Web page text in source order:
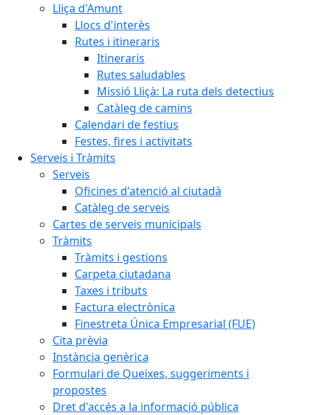
Lliça d'Amunt
Llocs d'interès
Rutes i itineraris
Itineraris
Rutes saludables
Missió Lliçà: La ruta dels detectius
Catàleg de camins
Calendari de festius
Festes, fires i activitats
Serveis i Tràmits
Serveis
Oficines d'atenció al ciutadà
Catàleg de serveis
Cartes de serveis municipals
Tràmits
Tràmits i gestions
Carpeta ciutadana
Taxes i tributs
Factura electrònica
Finestreta Única Empresarial (FUE)
Cita prèvia
Instància genèrica
Formulari de Queixes, suggeriments i
propostes
Dret d'accés a la informació pública